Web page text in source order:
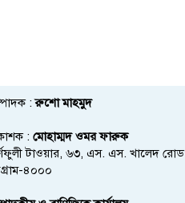
:রুশো মাহমুদ
: মোহাম্মদ ওমর ফারুক
টাওয়ার, ৬৩, এস. এস. খালেদ রোড
৪০০০